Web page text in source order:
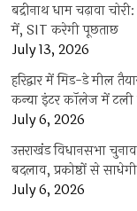
बद्रीनाथ धाम चढ़ावा
में, SIT करेगी पूछताछ
July 13, 2026
हरिद्वार में मिड-डे मील
कन्या इंटर कॉलेज में टली
July 6, 2026
उत्तराखंंड विधानसभा
बदलाव, प्रकोष्ठों से
July 6, 2026